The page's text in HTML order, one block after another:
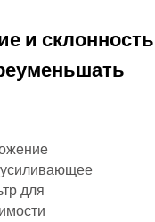
и склонность
для